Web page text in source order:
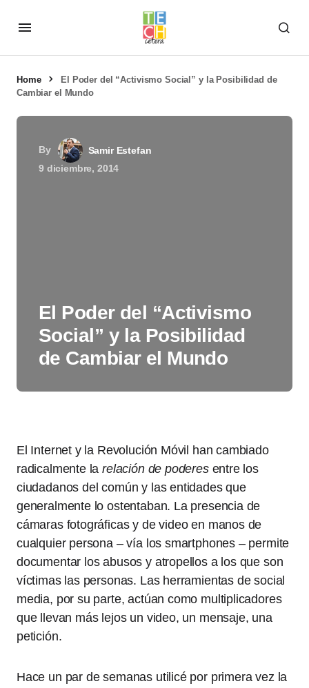
Home
El Poder del “Activismo Social” y la Posibilidad de
Cambiar el Mundo
By
Samir Estefan
9 diciembre, 2014
El Poder del “Activismo
Social” y la Posibilidad
de Cambiar el Mundo
El Internet y la Revolución Móvil han cambiado
radicalmente larelación de poderesentre los
ciudadanos del común y las entidades que
generalmente lo ostentaban. La presencia de
cámaras fotográficas y de video en manos de
cualquier persona – vía los smartphones – permite
documentar los abusos y atropellos a los que son
víctimas las personas. Las herramientas de social
media, por su parte, actúan como multiplicadores
que llevan más lejos un video, un mensaje, una
petición.
Hace un par de semanas utilicé por primera vez la